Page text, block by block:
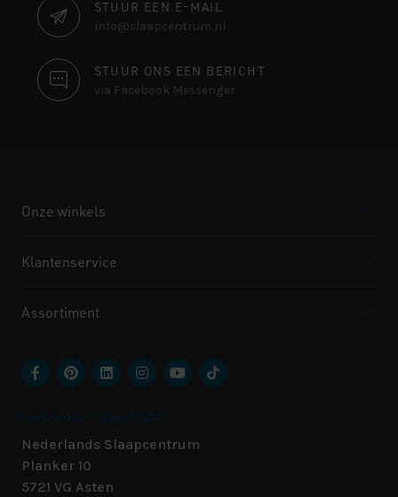
STUUR EEN E-MAIL
info@slaapcentrum.nl
STUUR ONS EEN BERICHT
via Facebook Messenger
Onze winkels
Klantenservice
Assortiment
Nederlands Slaapcentrum
Planker 10
5721 VG Asten